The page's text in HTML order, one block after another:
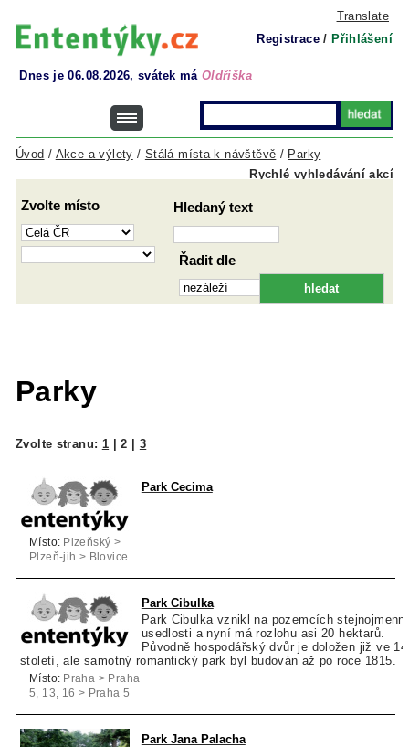
Translate
Registrace / Přihlášení
Dnes je 06.08.2026, svátek má Oldřiška
Rychlé vyhledávání akcí
Úvod / Akce a výlety / Stálá místa k návštěvě / Parky
Zvolte místo Hledaný text
Řadit dle
Parky
Zvolte stranu: 1 |2 3
Park Cecima
Místo: Plzeňský >
Plzeň-jih > Blovice
Park Cibulka
Park Cibulka vznikl na pozemcích
usedlosti a nyní má rozlohu asi 20 hektarů.
Původně hospodářský dvůr je doložen již ve
století, ale samotný romantický park byl budován až po roce 1815.
Místo: Praha > Praha
5, 13, 16 > Praha 5
Park Jana Palacha